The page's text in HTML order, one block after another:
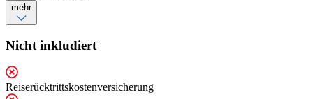
mehr
Nicht inkludiert
Reiserücktrittskostenversicherung